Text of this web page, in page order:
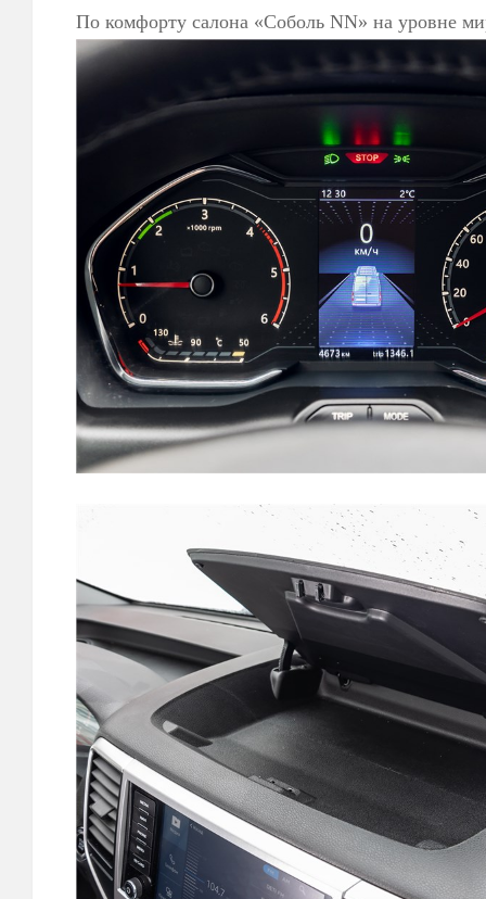
По комфорту салона «Соболь NN» на уровне